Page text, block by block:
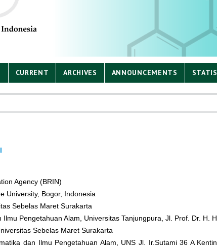
CURRENT ARCHIVES ANNOUNCEMENTS
Agency (BRIN)
University, Bogor, Indonesia
Sebelas Maret Surakarta
Ilmu Pengetahuan Alam, Universitas Tanjungpura, Jl. Prof. Dr. H.
Sebelas Maret Surakarta
dan Ilmu Pengetahuan Alam, UNS Jl. Ir.Sutami 36 A